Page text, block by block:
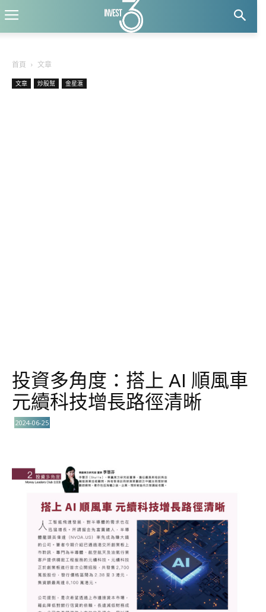
首頁 文章
文章 炒股幫 金星滙
投資多角度：搭上 AI 順風車
元續科技增長路徑清晰
2024-06-25